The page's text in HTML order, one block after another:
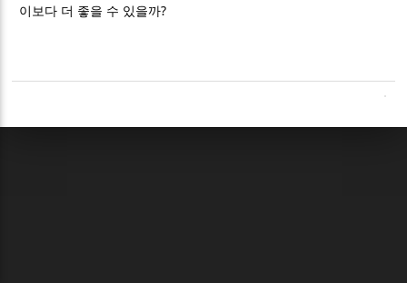
이보다 더 좋을 수 있을까?